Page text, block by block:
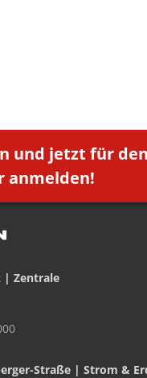
und jetzt für den
anmelden!
| Zentrale
Straße | Strom &